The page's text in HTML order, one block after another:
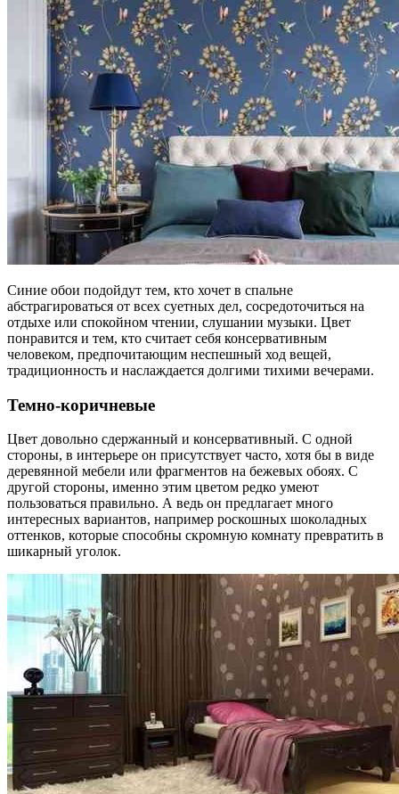
Синие обои подойдут тем, кто хочет в спальне
абстрагироваться от всех суетных дел, сосредоточиться на
отдыхе или спокойном чтении, слушании музыки. Цвет
понравится и тем, кто считает себя консервативным
человеком, предпочитающим неспешный ход вещей,
традиционность и наслаждается долгими тихими вечерами.
Темно-коричневые
Цвет довольно сдержанный и консервативный. С одной
стороны, в интерьере он присутствует часто, хотя бы в виде
деревянной мебели или фрагментов на бежевых обоях. С
другой стороны, именно этим цветом редко умеют
пользоваться правильно. А ведь он предлагает много
интересных вариантов, например роскошных шоколадных
оттенков, которые способны скромную комнату превратить в
шикарный уголок.